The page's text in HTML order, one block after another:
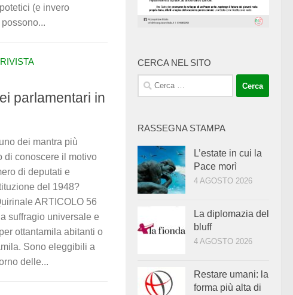
(e invero
RIVISTA
parlamentari in
dei mantra più
di conoscere il motivo
di deputati e
del 1948?
ARTICOLO 56
suffragio universale e
ottantamila abitanti o
Sono eleggibili a
delle...
CERCA NEL SITO
Ricerca
per:
RASSEGNA STAMPA
L’estate in cui la
Pace morì
4 AGOSTO 2026
La diplomazia del
bluff
4 AGOSTO 2026
Restare umani: la
forma più alta di